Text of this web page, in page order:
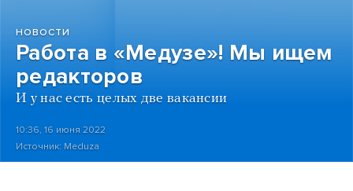
НОВОСТИ
Работа в «Медузе»! Мы ищем
редакторов
И у нас есть целых две вакансии
10:36, 16 июня 2022
Источник: Meduza